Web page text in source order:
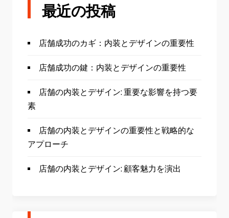
最近の投稿
店舗成功のカギ：内装とデザインの重要性
店舗成功の鍵：内装とデザインの重要性
店舗の内装とデザイン: 重要な影響を持つ要
素
店舗の内装とデザインの重要性と戦略的な
アプローチ
店舗の内装とデザイン: 顧客魅力を演出